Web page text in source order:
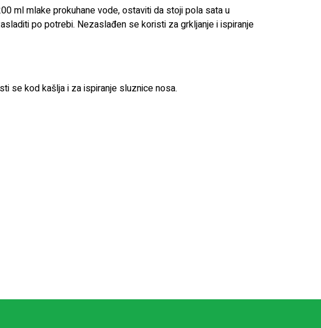
ml mlake prokuhane vode, ostaviti da stoji pola sata u
po potrebi. Nezaslađen se koristi za grkljanje i ispiranje
se kod kašlja i za ispiranje sluznice nosa.